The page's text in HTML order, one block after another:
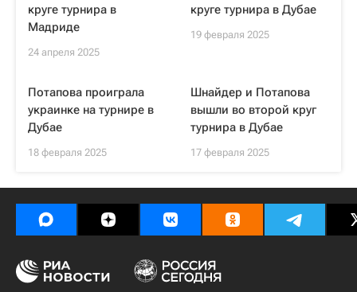
круге турнира в
Мадриде
24 апреля 2025
круге турнира в Дубае
19 февраля 2025
Потапова проиграла
украинке на турнире в
Дубае
18 февраля 2025
Шнайдер и Потапова
вышли во второй круг
турнира в Дубае
17 февраля 2025